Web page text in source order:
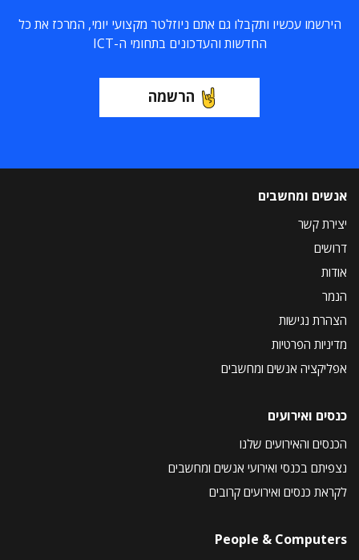
הירשמו עכשיו ותקבלו גם אתם ניוזלטר מקצועי יומי, המרכז את כל
החדשות והעדכונים בתחומי ה-ICT
הרשמה
אנשים ומחשבים
יצירת קשר
דרושים
אודות
הנמר
הצהרת נגישות
מדיניות הפרטיות
אפליקציה אנשים ומחשבים
כנסים ואירועים
הכנסים והאירועים שלנו
נצפיתם בכנסי ואירועי אנשים ומחשבים
לקראת כנסים ואירועים קרובים
People & Computers